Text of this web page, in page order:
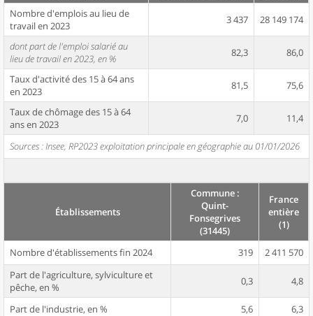
Nombre d'emplois au lieu de
travail en 2023
3 437 28 149 174
dont part de l'emploi salarié au
lieu de travail en 2023, en %
82,3 86,0
Taux d'activité des 15 à 64 ans
en 2023
81,5 75,6
Taux de chômage des 15 à 64
ans en 2023
7,0 11,4
Sources : Insee, RP2023 exploitation principale en géographie au 01/01/2026
Établissements
Commune :
Quint-
Fonsegrives
(31445)
France
entière
(1)
Nombre d'établissements fin 2024 319
2 411 570
Part de l'agriculture, sylviculture et
pêche, en %
0,3 4,8
Part de l'industrie, en % 5,6
6,3